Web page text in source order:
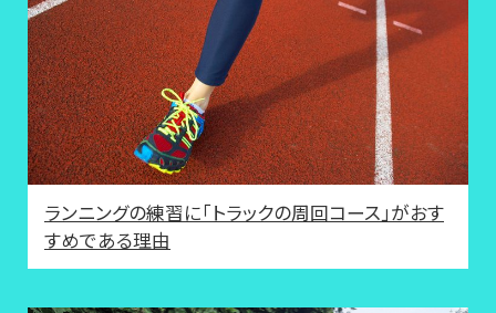
ランニングの練習に「トラックの周回コース」がおす
すめである理由